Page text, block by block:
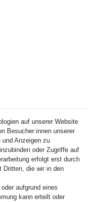
auf unserer Website
Besucher:innen unserer
Anzeigen zu
oder Zugriffe auf
erfolgt erst durch
Dritten, die wir in den
aufgrund eines
kann erteilt oder